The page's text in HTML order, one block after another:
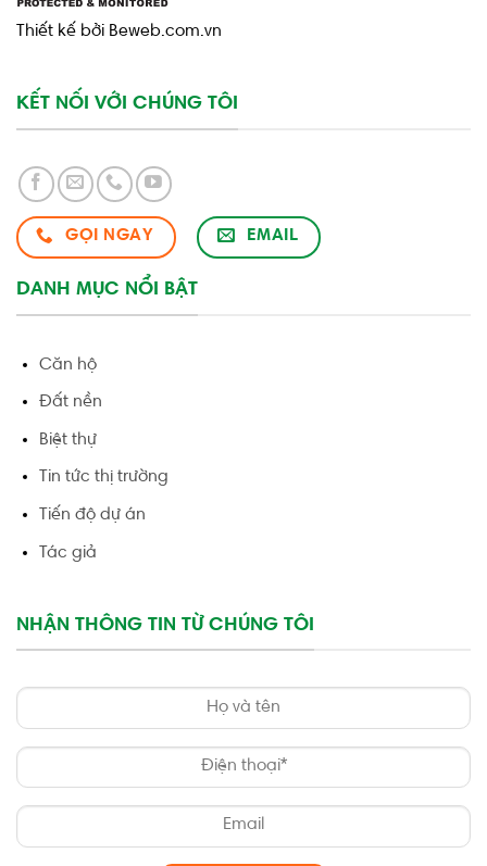
Thiết kế bởi Beweb.com.vn
KẾT NỐI VỚI CHÚNG TÔI
GỌI NGAY EMAIL
DANH MỤC NỔI BẬT
Căn hộ
Đất nền
Biệt thự
Tin tức thị trường
Tiến độ dự án
Tác giả
NHẬN THÔNG TIN TỪ CHÚNG TÔI